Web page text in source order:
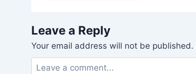
Leave a Reply
Your email address will not be published.